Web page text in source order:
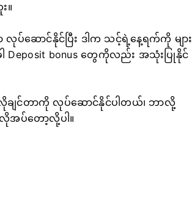
။
လုပ်ဆောင်နိုင်ပြီး ဒါက သင့်ရဲ့နေ့ရက်ကို များ
bonus တွေကိုလည်း အသုံးပြုနိုင်
ချင်တာကို လုပ်ဆောင်နိုင်ပါတယ်၊ ဘာလို့
ပ်တော့လို့ပါ။